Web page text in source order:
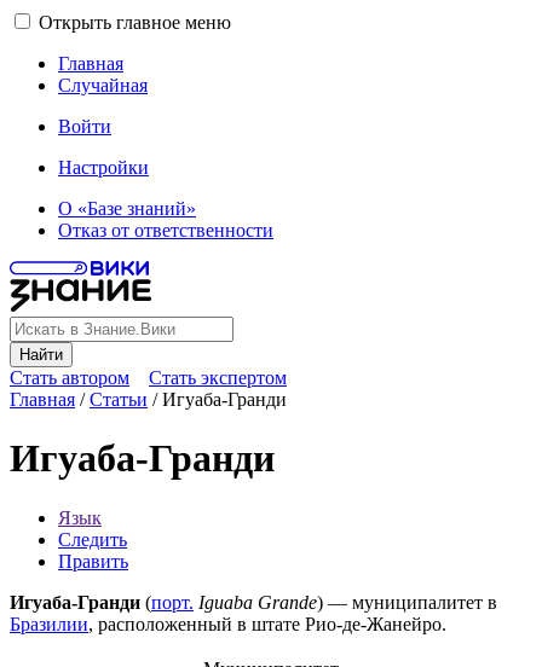
Открыть главное меню
Главная
Случайная
Войти
Настройки
О «Базе знаний»
Отказ от ответственности
Найти
Стать автором
Стать экспертом
Главная /Статьи /Игуаба-Гранди
Игуаба-Гранди
Язык
Следить
Править
Игуаба-Гранди (порт. Iguaba Grande) — муниципалитет в
Бразилии, расположенный в штате Рио-де-Жанейро.